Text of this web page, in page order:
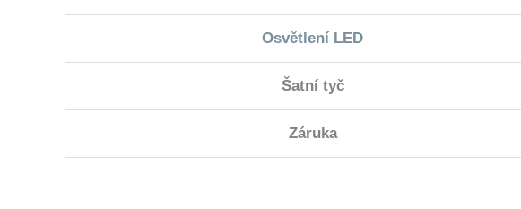
Osvětlení LED
Šatní tyč
Záruka